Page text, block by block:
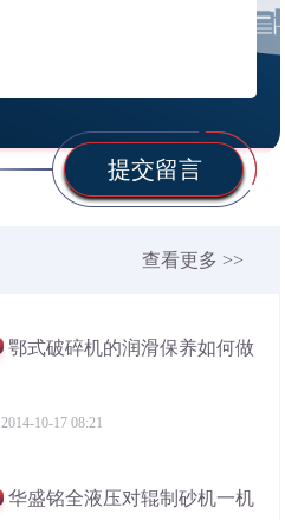
提交留言
查看更多 >>
鄂式破碎机的润滑保养如何做
2014-10-17 08:21
华盛铭全液压对辊制砂机一机